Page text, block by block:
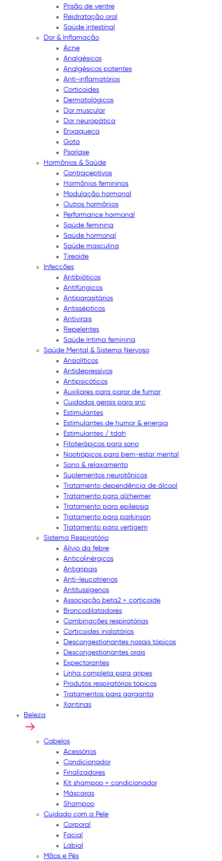
Prisão de ventre
Reidratação oral
Saúde intestinal
Dor & Inflamação
Acne
Analgésicos
Analgésicos potentes
Anti-inflamatórios
Corticoides
Dermatológicos
Dor muscular
Dor neuropática
Enxaqueca
Gota
Psoríase
Hormônios & Saúde
Contraceptivos
Hormônios femininos
Modulação hormonal
Outros hormônios
Performance hormonal
Saúde feminina
Saúde hormonal
Saúde masculina
Tireoide
Infecções
Antibióticos
Antifúngicos
Antiparasitários
Antissépticos
Antivirais
Repelentes
Saúde íntima feminina
Saúde Mental & Sistema Nervoso
Ansiolíticos
Antidepressivos
Antipsicóticos
Auxiliares para parar de fumar
Cuidados gerais para snc
Estimulantes
Estimulantes de humor & energia
Estimulantes / tdah
Fitoterápicos para sono
Nootrópicos para bem-estar mental
Sono & relaxamento
Suplementos neurotônicos
Tratamento dependência de álcool
Tratamento para alzheimer
Tratamento para epilepsia
Tratamento para parkinson
Tratamento para vertigem
Sistema Respiratório
Alívio da febre
Anticolinérgicos
Antigripais
Anti-leucotrienos
Antitussígenos
Associação beta2 + corticoide
Broncodilatadores
Combinações respiratórias
Corticoides inalatórios
Descongestionantes nasais tópicos
Descongestionantes orais
Expectorantes
Linha completa para gripes
Produtos respiratórios tópicos
Tratamentos para garganta
Xantinas
Beleza
Cabelos
Acessórios
Condicionador
Finalizadores
Kit shampoo + condicionador
Máscaras
Shampoo
Cuidado com a Pele
Corporal
Facial
Labial
Mãos e Pés